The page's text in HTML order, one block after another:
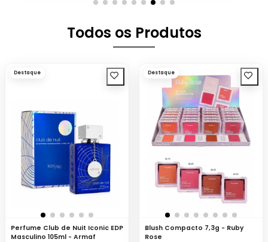
Todos os Produtos
Destaque
Perfume Club de Nuit Iconic EDP
Masculino 105ml - Armaf
Destaque
Blush Compacto 7,3g - Ruby
Rose